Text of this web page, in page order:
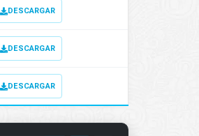
DESCARGAR
DESCARGAR
DESCARGAR